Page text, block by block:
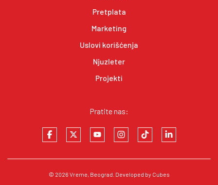
Pretplata
Marketing
Uslovi korišćenja
Njuzleter
Projekti
Pratite nas:
© 2026 Vreme, Beograd. Developed by Cubes